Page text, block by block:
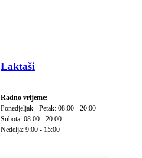
Laktaši
Radno vrijeme:
Ponedjeljak - Petak: 08:00 - 20:00
Subota: 08:00 - 20:00
Nedelja: 9:00 - 15:00